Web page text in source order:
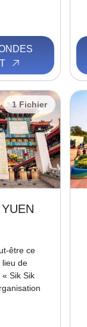
1 Fichier
être ce
lieu de
Sik Sik